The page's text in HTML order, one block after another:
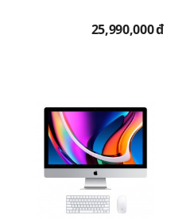
25,990,000đ